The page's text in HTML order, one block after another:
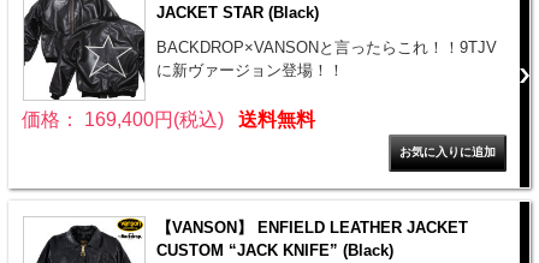
JACKET STAR (Black)
BACKDROP×VANSONと言ったらこれ！！9TJV
に新ヴァージョン登場！！
価格： 169,400円(税込) 送料無料
【VANSON】 ENFIELD LEATHER JACKET
CUSTOM “JACK KNIFE” (Black)